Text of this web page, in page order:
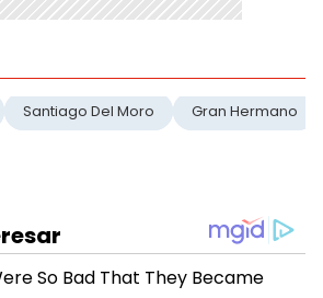
Santiago Del Moro Gran Hermano